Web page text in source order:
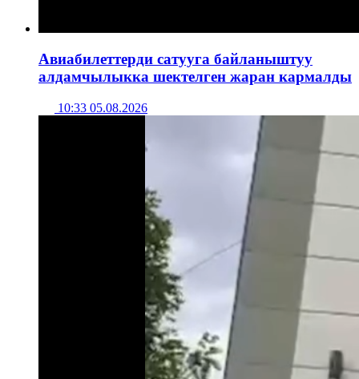
Авиабилеттерди сатууга байланыштуу
алдамчылыкка шектелген жаран кармалды
10:33 05.08.2026